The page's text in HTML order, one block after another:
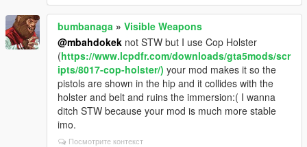
bumbanaga » Visible Weapons
@mbahdokek not STW but I use Cop Holster
(https://www.lcpdfr.com/downloads/gta5mods/scr
ipts/8017-cop-holster/) your mod makes it so the
pistols are shown in the hip and it collides with the
holster and belt and ruins the immersion:( I wanna
ditch STW because your mod is much more stable
imo.
Посмотрите контекст